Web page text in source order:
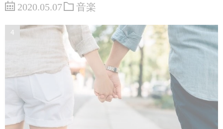
2020.05.07 音楽